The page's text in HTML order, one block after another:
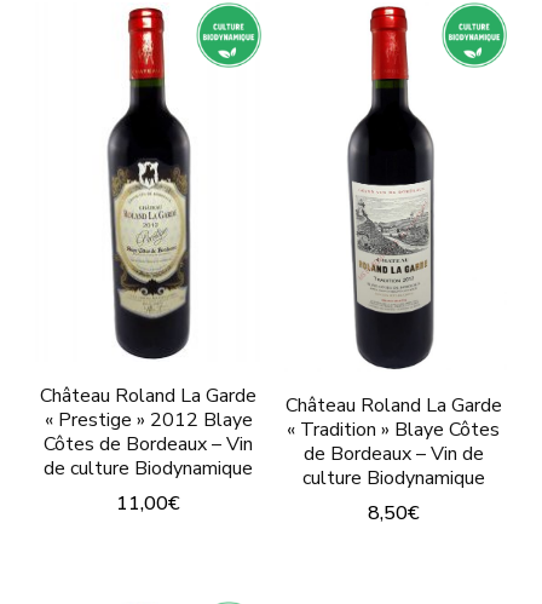
variations.
Les
options
peuvent
être
choisies
sur
la
page
produit
a
plusieurs
variations.
Les
options
peuvent
être
choisies
la
page
du
produit
Château Roland La Garde
« Prestige » 2012 Blaye
Côtes de Bordeaux – Vin
de culture Biodynamique
11,00€
Château Roland La Garde
« Tradition » Blaye Côtes
de Bordeaux – Vin de
culture Biodynamique
8,50€